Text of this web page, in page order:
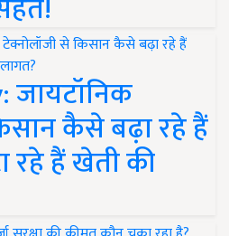
जायटॉनिक
कैसे बढ़ा रहे हैं
रहे हैं खेती की